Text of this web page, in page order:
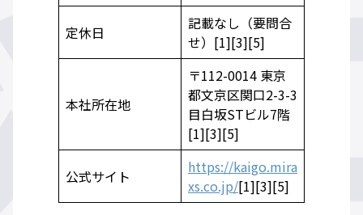
定休日
記載なし（要問合
せ）[1][3][5]
本社所在地
〒112-0014 東京
都文京区関口2-3-3
目白坂STビル7階
[1][3][5]
公式サイト
https://kaigo.mira
xs.co.jp/[1][3][5]